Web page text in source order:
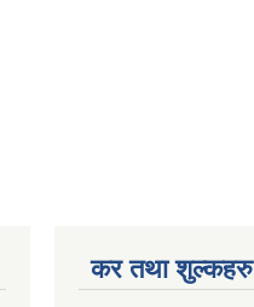
कर तथा शुल्कहरु